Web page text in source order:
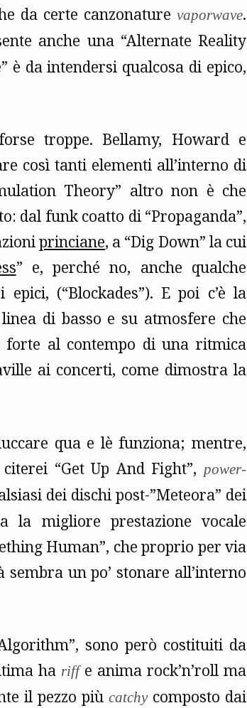
da certe canzonaturevaporwave.
anche una “Alternate Reality
è da intendersi qualcosa di epico,
troppe. Bellamy, Howard e
così tanti elementi all’interno di
Theory” altro non è che
dal funk coatto di “Propaganda”,
princiane, a “Dig Down” la cui
” e, perché no, anche qualche
(“Blockades”). E poi c’è la
di basso e su atmosfere che
al contempo di una ritmica
ai concerti, come dimostra la
qua e lè funziona; mentre,
“Get Up And Fight”, power-
dei dischi post-”Meteora” dei
migliore prestazione vocale
Human”, che proprio per via
un po’ stonare all’interno
sono però costituiti da
ha riffe anima rock’n’roll ma
il pezzo piùcatchycomposto dai